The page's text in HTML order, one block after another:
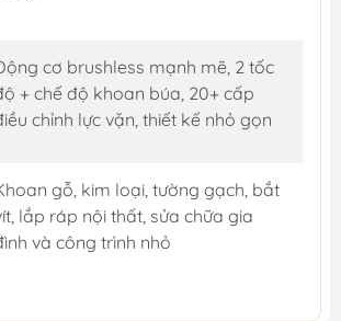
cơ brushless mạnh mẽ, 2 tốc
+ chế độ khoan búa, 20+ cấp
chỉnh lực vặn, thiết kế nhỏ gọn
gỗ, kim loại, tường gạch, bắt
lắp ráp nội thất, sửa chữa gia
và công trình nhỏ